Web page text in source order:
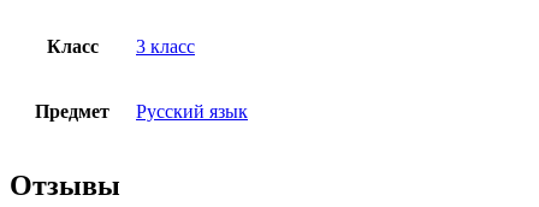
Класс 3 класс
Предмет Русский язык
Отзывы